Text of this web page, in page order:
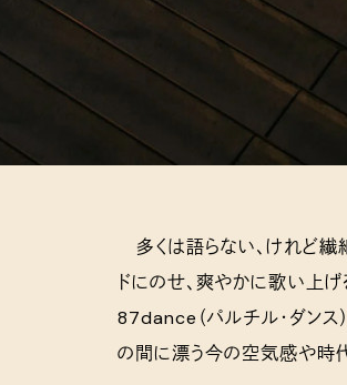
多くは語らない、けれど繊
ドにのせ、爽やかに歌い上げ
87dance（パルチル・ダンス
の間に漂う今の空気感や時